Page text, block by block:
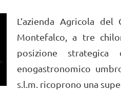
L’azienda Agricola
Montefalco, a tre
posizione
enogastronomico
s.l.m. ricoprono una